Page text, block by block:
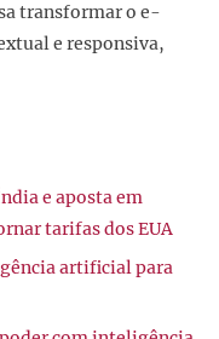
transformar o e-
e responsiva,
e aposta em
tarifas dos EUA
artificial para